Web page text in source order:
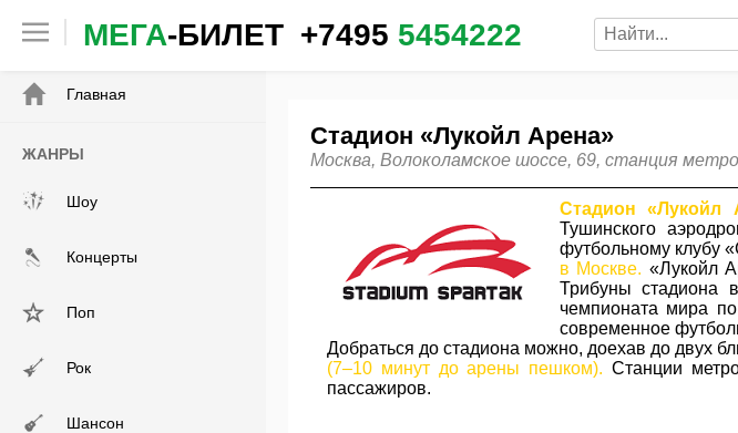
МЕГА-БИЛЕТ +7495 5454222
✕
Главная
ЖАНРЫ
Шоу
Концерты
Поп
Рок
Шансон
Стадион «Лукойл Арена»
Москва, Волоколамское шоссе, 69, станция
Стадион «Лукойл
Тушинского
футбольному клубу
в Москве. «Лукойл
Трибуны стадиона
чемпионата мира
современное
Добраться до стадиона можно, доехав до двух
(7–10 минут до арены пешком). Станции
пассажиров.